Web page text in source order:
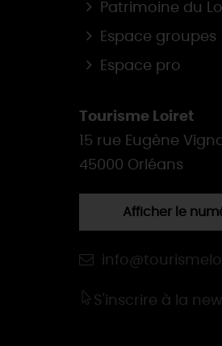
Patrimoine du
Espace groupes
Espace pro
Tourisme Loiret
15 rue Eugène
45000 Orléans
Afficher le
S'inscrire à la